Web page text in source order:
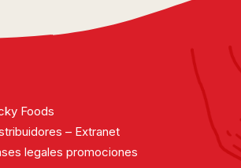
Foods
– Extranet
legales promociones